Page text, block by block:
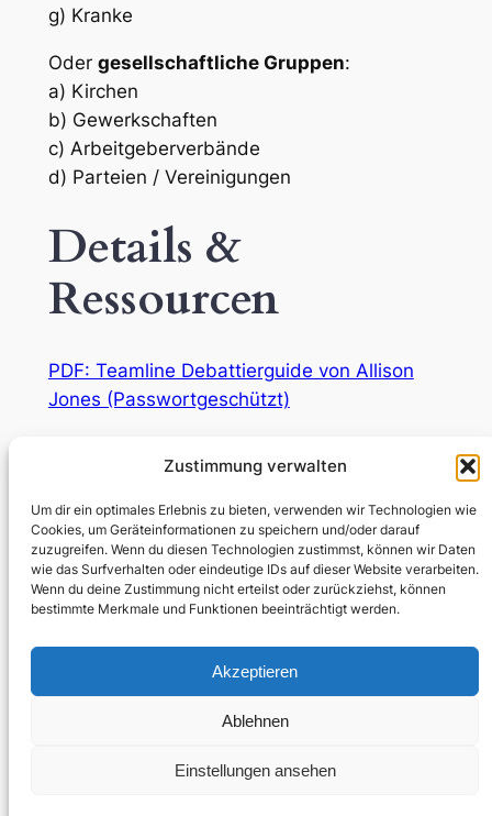
Zustimmung verwalten
Um dir ein optimales Erlebnis zu bieten, verwenden wir Technologien wie
Cookies, um Geräteinformationen zu speichern und/oder darauf
zuzugreifen. Wenn du diesen Technologien zustimmst, können wir Daten
wie das Surfverhalten oder eindeutige IDs auf dieser Website verarbeiten.
Wenn du deine Zustimmung nicht erteilst oder zurückziehst, können
bestimmte Merkmale und Funktionen beeinträchtigt werden.
Akzeptieren
Ablehnen
Einstellungen ansehen
g) Kranke
Oder gesellschaftliche Gruppen:
a) Kirchen
b) Gewerkschaften
c) Arbeitgeberverbände
d) Parteien / Vereinigungen
Details &
Ressourcen
PDF: Teamline Debattierguide von Allison
Jones (Passwortgeschützt)
Arbeit die in dieser Zusammenfassung
steckt!
DCJG/ Debattier Wiki/ Teamline
Datenschutz